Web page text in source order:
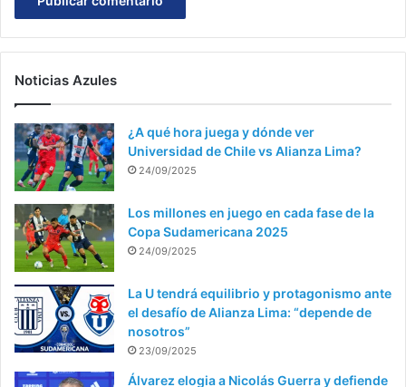
Noticias Azules
¿A qué hora juega y dónde ver
Universidad de Chile vs Alianza Lima?
24/09/2025
Los millones en juego en cada fase de la
Copa Sudamericana 2025
24/09/2025
La U tendrá equilibrio y protagonismo ante
el desafío de Alianza Lima: “depende de
nosotros”
23/09/2025
Álvarez elogia a Nicolás Guerra y defiende